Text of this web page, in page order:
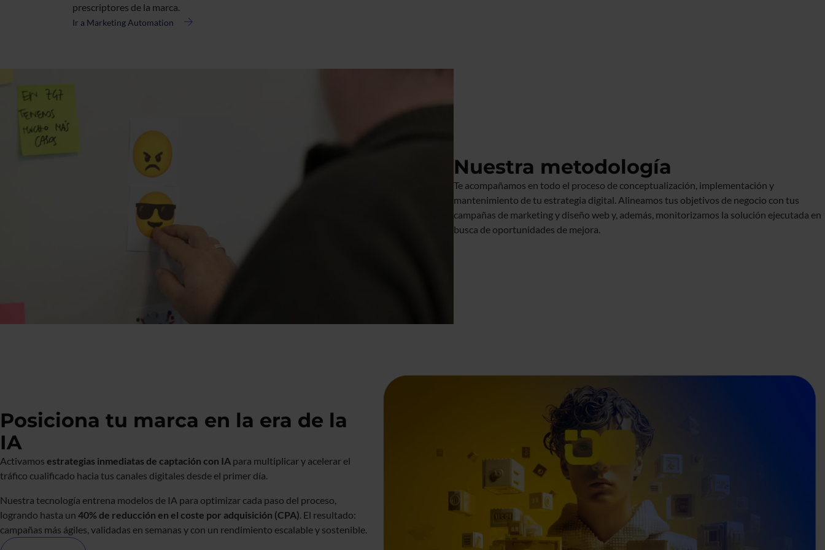
prescriptores de la marca.
Ir a Marketing Automation
acerca
Nuestra metodología
Te acompañamos en todo el proceso de conceptualización, implementación y
mantenimiento de tu estrategia digital. Alineamos tus objetivos de negocio con tus
campañas de marketing y diseño web y, además, monitorizamos la solución ejecutada en
busca de oportunidades de mejora.
Posiciona tu marca en la era de la
IA
Activamos estrategias inmediatas de captación con IA para multiplicar y acelerar el
tráfico cualificado hacia tus canales digitales desde el primer día.
Nuestra tecnología entrena modelos de IA para optimizar cada paso del proceso,
logrando hasta un 40% de reducción en el coste por adquisición (CPA). El resultado:
campañas más ágiles, validadas en semanas y con un rendimiento escalable y sostenible.